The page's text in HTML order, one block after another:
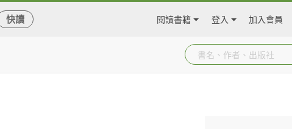
快讀 閱讀書籍 登入 加入會員